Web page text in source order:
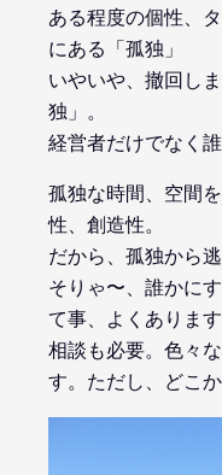
ある程度の個性、
にある「孤独」
いやいや、撤回し
独」。
経営者だけでなく
孤独な時間、空間
性、創造性。
だから、孤独から
そりゃ〜、誰かに
て事、よくあります
相談も必要。色々
す。ただし、どこ